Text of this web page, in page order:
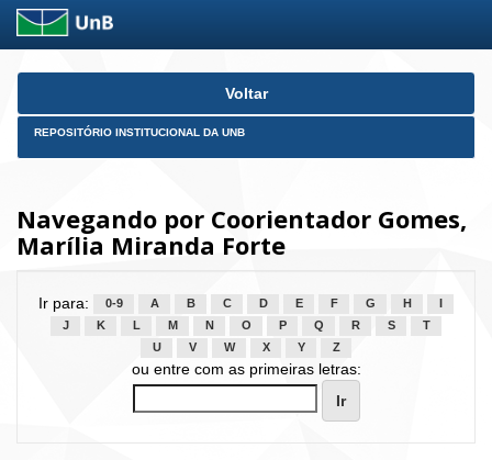
Skip
Voltar
REPOSITÓRIO INSTITUCIONAL DA UNB
Navegando por Coorientador Gomes,
Marília Miranda Forte
Ir para: 0-9 A B C D E F G H
J
K L M N O P Q R S
T
U
V W X Y Z
ou entre com as primeiras letras: